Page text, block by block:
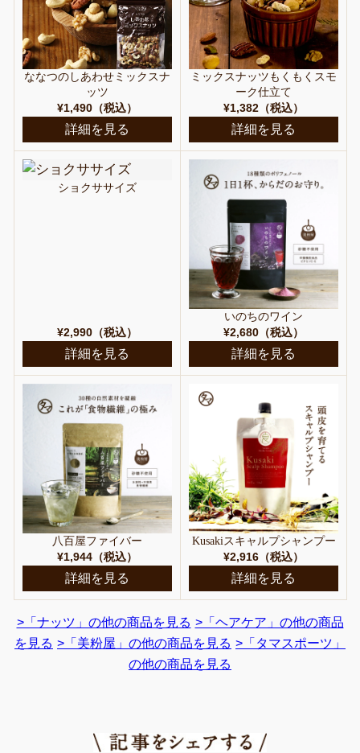
ななつのしあわせミックスナ
ッツ
¥1,490（税込）
詳細を見る
ミックスナッツもくもくスモ
ーク仕立て
¥1,382（税込）
詳細を見る
ショクササイズ
¥2,990（税込）
詳細を見る
いのちのワイン
¥2,680（税込）
詳細を見る
八百屋ファイバー
¥1,944（税込）
詳細を見る
Kusakiスキャルプシャンプー
¥2,916（税込）
詳細を見る
>「ナッツ」の他の商品を見る >「ヘアケア」の他の商品
を見る >「美粉屋」の他の商品を見る >「タマスポーツ」
の他の商品を見る